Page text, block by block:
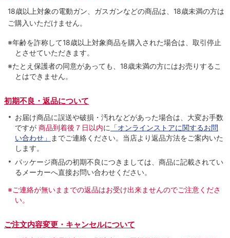
18歳以上対象の電動ガン、ガスガンなどの商品は、18歳未満の方は
ご購入いただけません。
※年齢を詐称して18歳以上対象商品を購入された場合は、取引停止
とさせていただきます。
※たとえ保護者の同意があっても、18歳未満の方にはお売りするこ
とはできません。
初期不良・返品について
お届け商品に誤送や破損・汚れなどがあった場合は、大変お手数
ですが 商品到着後７日以内に 「オンラインストアに関するお問
い合わせ」
までご連絡ください。当店より返品方法をご案内いた
します。
パッケージ商品の初期不良につきましては、商品に記載されてい
るメーカーへ直接お問い合わせください。
※ご連絡が無いままでの返品はお受け出来ませんのでご注意くださ
い。
ご注文内容変更・キャンセルについて